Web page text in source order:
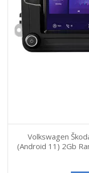
Volkswagen
(Android 11) 2Gb